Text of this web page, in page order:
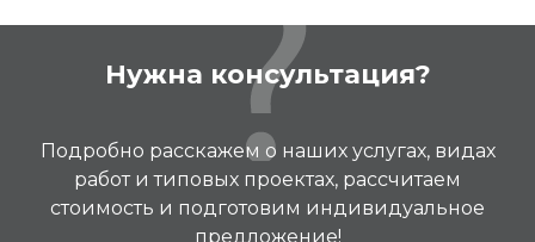
Нужна консультация?
Подробно расскажем о наших услугах, видах
работ и типовых проектах, рассчитаем
стоимость и подготовим индивидуальное
предложение!